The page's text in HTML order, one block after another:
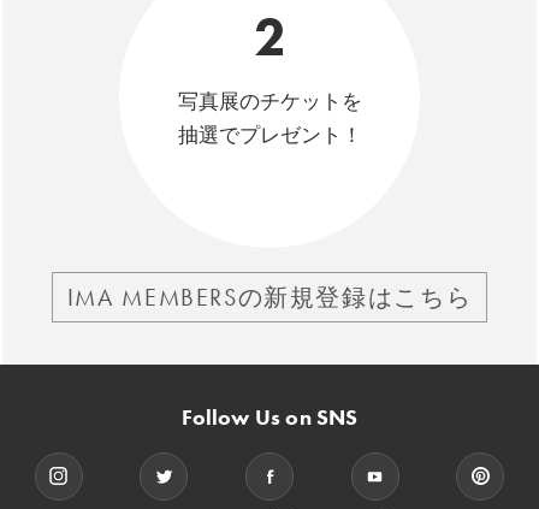
2
写真展のチケットを
抽選でプレゼント！
IMA MEMBERSの新規登録はこちら
Follow Us on SNS